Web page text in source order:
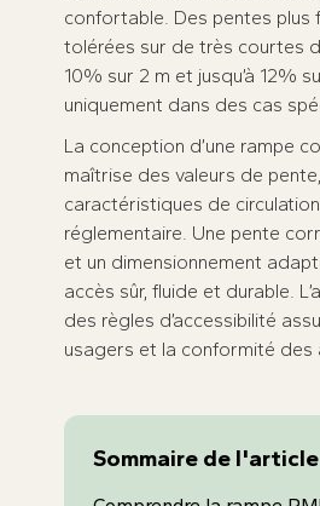
confortable. Des pentes plus
tolérées sur de très courtes
10% sur 2 m et jusqu’à 12%
uniquement dans des cas
La conception d’une rampe
maîtrise des valeurs de
caractéristiques de
réglementaire. Une pente
et un dimensionnement
accès sûr, fluide et durable.
des règles d’accessibilité
usagers et la conformité des
Sommaire de l'article